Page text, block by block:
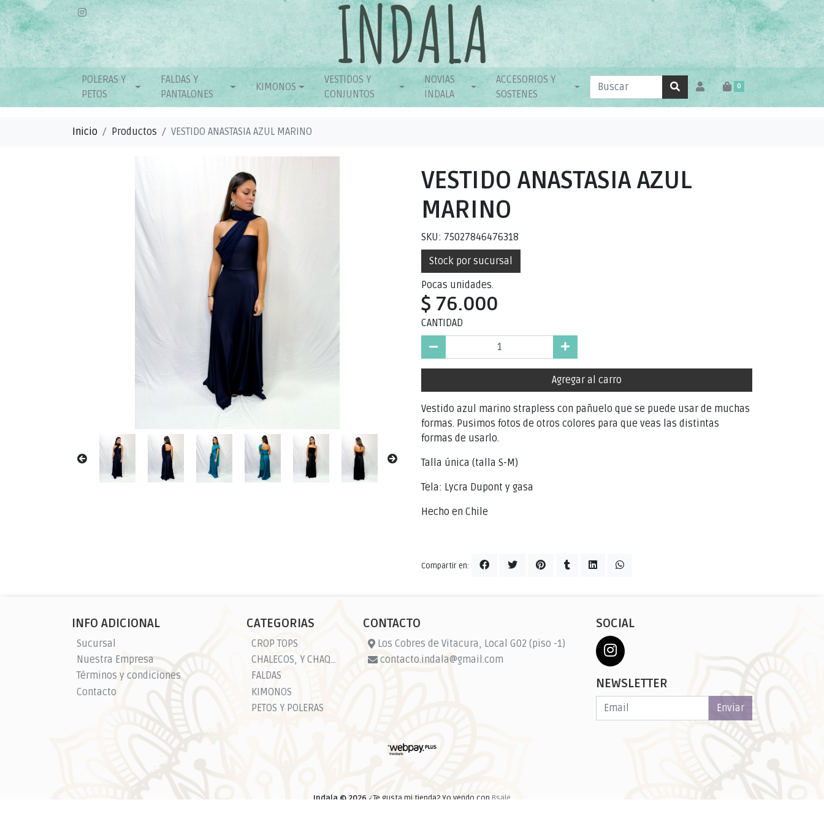
0
POLERAS Y
PETOS
FALDAS Y
PANTALONES
KIMONOS
VESTIDOS Y
CONJUNTOS
NOVIAS
INDALA
ACCESORIOS Y
SOSTENES
Inicio Productos VESTIDO ANASTASIA AZUL MARINO
VESTIDO ANASTASIA AZUL
MARINO
SKU: 75027846476318
Stock por sucursal
Pocas unidades.
$ 76.000
CANTIDAD
Agregar al carro
Vestido azul marino strapless con pañuelo que se puede usar de muchas
formas. Pusimos fotos de otros colores para que veas las distintas
formas de usarlo.
Talla única (talla S-M)
Tela: Lycra Dupont y gasa
Hecho en Chile
Compartir en:
INFO ADICIONAL
Sucursal
Nuestra Empresa
Términos y condiciones
Contacto
CATEGORIAS
CROP TOPS
CHALECOS, Y CHAQUETAS
FALDAS
KIMONOS
PETOS Y POLERAS
CONTACTO
Los Cobres de Vitacura, Local G02 (piso -1)
contacto.indala@gmail.com
SOCIAL
NEWSLETTER
Enviar
Indala © 2026 ¿Te gusta mi tienda? Yo vendo con Bsale